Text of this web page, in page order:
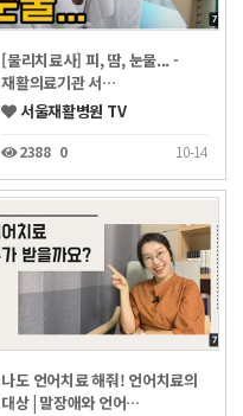
[물리치료사] 피, 땀, 눈물... -
재활의료기관 서…
서울재활병원 TV
2388 0 10-14
나도 언어치료 해줘! 언어치료의
대상 | 말장애와 언어…